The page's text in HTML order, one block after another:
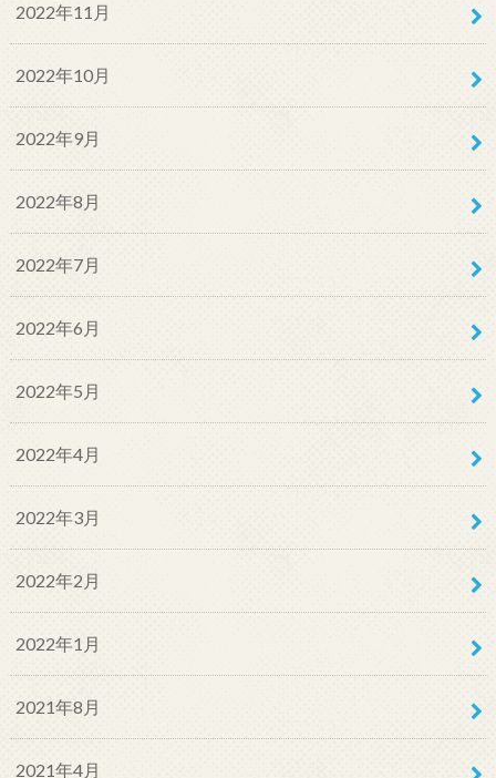
2022年11月
2022年10月
2022年9月
2022年8月
2022年7月
2022年6月
2022年5月
2022年4月
2022年3月
2022年2月
2022年1月
2021年8月
2021年4月